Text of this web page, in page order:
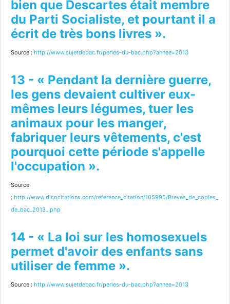
bien que Descartes était membre
du Parti Socialiste, et pourtant il a
écrit de très bons livres ».
Source : http://www.sujetdebac.fr/perles-du-bac.php?annee=2013
13 - « Pendant la dernière guerre,
les gens devaient cultiver eux-
mêmes leurs légumes, tuer les
animaux pour les manger,
fabriquer leurs vêtements, c'est
pourquoi cette période s'appelle
l'occupation ».
Source
: http://www.dicocitations.com/reference_citation/105995/Breves_de_copies_
de_bac_2013_.php
14 - « La loi sur les homosexuels
permet d'avoir des enfants sans
utiliser de femme ».
Source : http://www.sujetdebac.fr/perles-du-bac.php?annee=2013